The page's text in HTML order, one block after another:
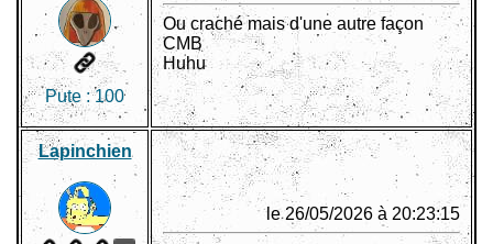
Pute :100
Ou craché mais d'une autre façon
CMB
Huhu
Lapinchien
le 26/05/2026 à 20:23:15